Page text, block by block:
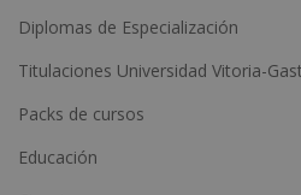
e
r
n
Diplomas de Especialización
Titulaciones Universidad Vitoria-
Packs de cursos
Educación